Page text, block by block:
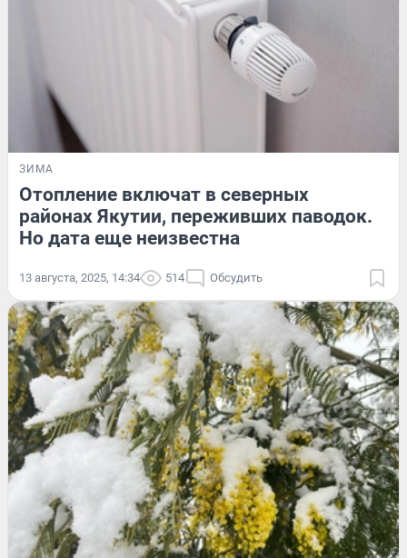
ЗИМА
Отопление включат в северных
районах Якутии, переживших паводок.
Но дата еще неизвестна
13 августа, 2025, 14:34 514 Обсудить